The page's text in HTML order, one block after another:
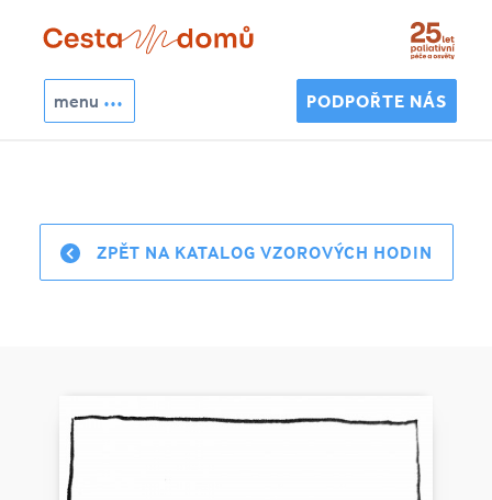
Přejít k hlavnímu obsahu
menu PODPOŘTE NÁS
ZPĚT NA KATALOG VZOROVÝCH HODIN